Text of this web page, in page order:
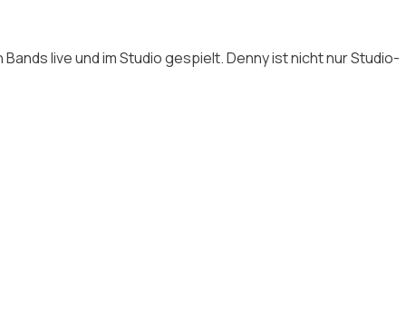
live und im Studio gespielt. Denny ist nicht nur Studio-